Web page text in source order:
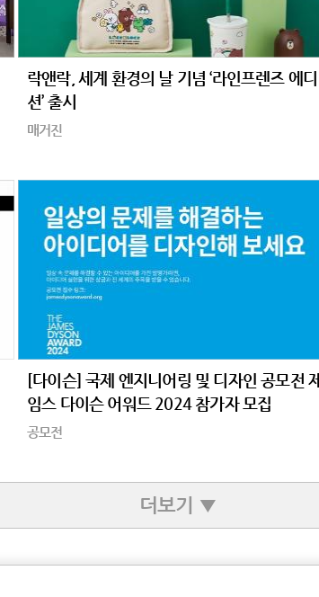
락앤락, 세계 환경의 날 기념 ‘라인프렌즈 에디
션’ 출시
매거진
[다이슨] 국제 엔지니어링 및 디자인 공모전 제
임스 다이슨 어워드 2024 참가자 모집
공모전
더보기 ▼